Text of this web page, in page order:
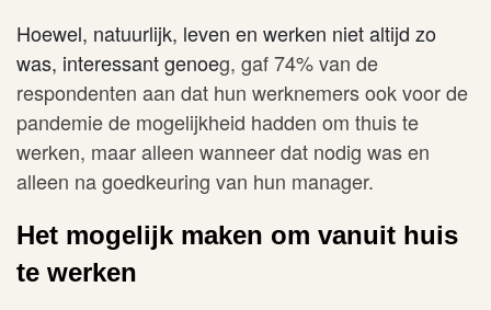
Hoewel, natuurlijk, leven en werken niet altijd zo
was, interessant genoeg, gaf 74% van de
respondenten aan dat hun werknemers ook voor de
pandemie de mogelijkheid hadden om thuis te
werken, maar alleen wanneer dat nodig was en
alleen na goedkeuring van hun manager.
Het mogelijk maken om vanuit huis
te werken